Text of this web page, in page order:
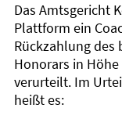
Das Amtsgericht
Plattform ein
Rückzahlung des
Honorars in
verurteilt. Im
heißt es: